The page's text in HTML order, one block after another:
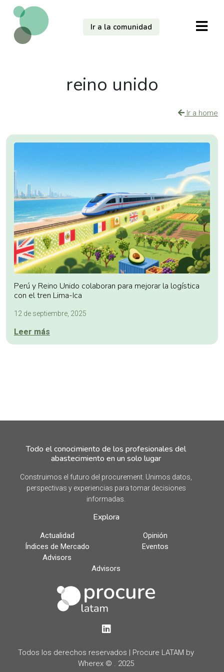
Ir a la comunidad
reino unido
Ir a home
Perú y Reino Unido colaboran para mejorar la logística
con el tren Lima-Ica
12 de septiembre, 2025
Leer más
Todo el conocimiento de los profesionales del
abastecimiento en un solo lugar
Construimos el futuro del procurement. Unimos datos,
perspectivas y experiencias para tomar decisiones
informadas.
Explora
Actualidad
Opinión
Índices de Mercado
Eventos
Advisors
Advisors
LinkedIn
Todos los derechos reservados | Procure LATAM by
Wherex © . 2025